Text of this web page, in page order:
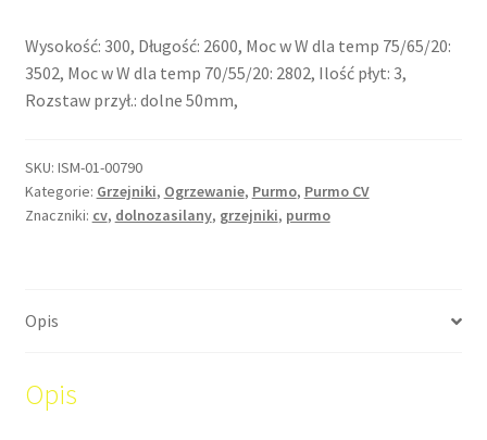
Wysokość: 300, Długość: 2600, Moc w W dla temp 75/65/20:
3502, Moc w W dla temp 70/55/20: 2802, Ilość płyt: 3,
Rozstaw przył.: dolne 50mm,
SKU: ISM-01-00790
Kategorie: Grzejniki, Ogrzewanie, Purmo, Purmo CV
Znaczniki: cv, dolnozasilany, grzejniki, purmo
Opis
Opis